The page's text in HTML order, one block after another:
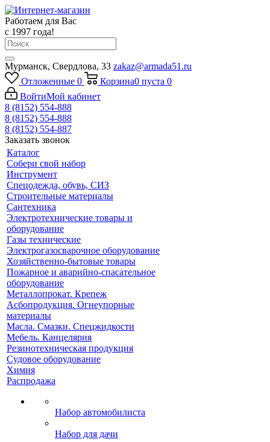
Работаем для Вас
с 1997 года!
Мурманск, Свердлова, 33 zakaz@armada51.ru
Отложенные 0 Корзина0 пуста 0
ВойтиМой кабинет
8 (8152) 554-888
8 (8152) 554-888
8 (8152) 554-887
Заказать звонок
Каталог
Собери свой набор
Инструмент
Спецодежда, обувь, СИЗ
Строительные материалы
Сантехника
Электротехнические товары и
оборудование
Газы технические
Электрогазосварочное оборудование
Хозяйственно-бытовые товары
Пожарное и аварийно-спасательное
оборудование
Металлопрокат. Крепеж
Асбопродукция. Огнеупорные
материалы
Масла. Смазки. Спецжидкости
Мебель. Канцелярия
Резинотехническая продукция
Судовое оборудование
Химия
Распродажа
Набор автомобилиста
Набор для дачи